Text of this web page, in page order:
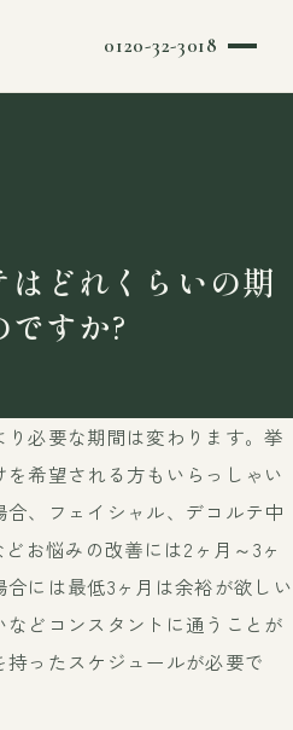
0120-32-3018
はどれくらいの期
ですか?
必要な期間は変わります。挙
希望される方もいらっしゃい
、フェイシャル、デコルテ中
お悩みの改善には2ヶ月～3ヶ
には最低3ヶ月は余裕が欲しい
どコンスタントに通うことが
ったスケジュールが必要で